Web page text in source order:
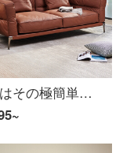
フェニはその極簡単な風を輸入しています。イタリアは真皮のソファーヘッド層の牛皮イタリア式を輸入しました。